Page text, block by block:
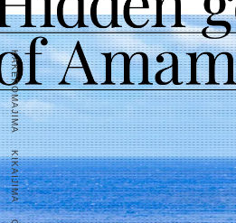
KAKEROMAJIMA
KIKAIJIMA